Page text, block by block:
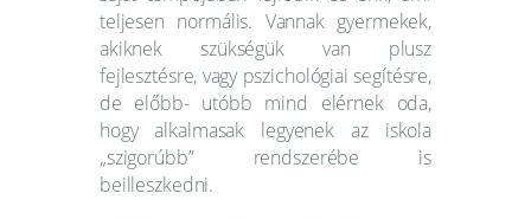
teljesen normális. Vannak gyermekek,
akiknek szükségük van plusz
fejlesztésre, vagy pszichológiai segítésre,
de előbb- utóbb mind elérnek oda,
hogy alkalmasak legyenek az iskola
„szigorúbb” rendszerébe is
beilleszkedni.